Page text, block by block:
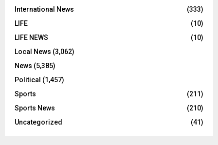
International News
(333)
LIFE
(10)
LIFE NEWS
(10)
Local News (3,062)
News (5,385)
Political (1,457)
Sports
(211)
Sports News
(210)
Uncategorized
(41)